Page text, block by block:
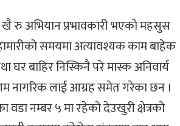
रु अभियान प्रभावकारी भएको महसुस
समयमा अत्यावश्यक काम बाहेक
घर बाहिर निस्किनै परे मास्क अनिवार्य
लाई आग्रह समेत गरेका छन ।
वडा नम्बर ५ मा रहेको देउखुरी क्षेत्रको